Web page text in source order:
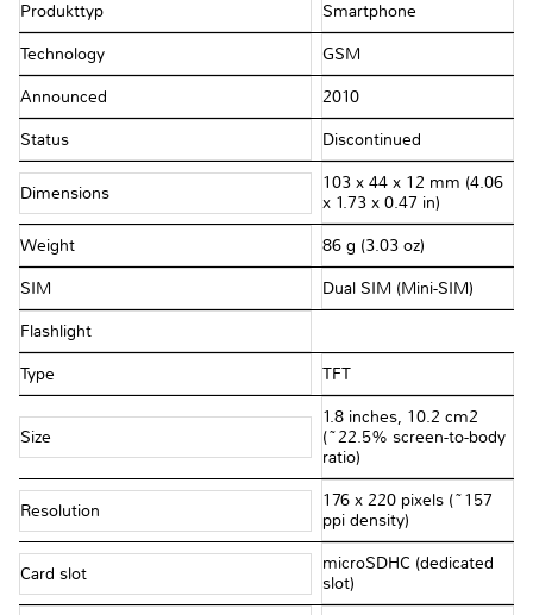
Produkttyp Smartphone
Technology GSM
Announced 2010
Status Discontinued
Dimensions
103 x 44 x 12 mm (4.06
x 1.73 x 0.47 in)
Weight 86 g (3.03 oz)
SIM Dual SIM (Mini-SIM)
Flashlight
Type TFT
Size
1.8 inches, 10.2 cm2
(~22.5% screen-to-body
ratio)
Resolution
176 x 220 pixels (~157
ppi density)
Card slot
microSDHC (dedicated
slot)